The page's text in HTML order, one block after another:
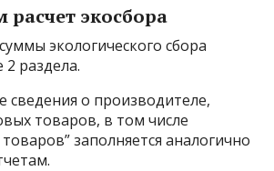
расчет экосбора
экологического сбора
раздела.
сведения о производителе,
товаров, в том числе
заполняется аналогично